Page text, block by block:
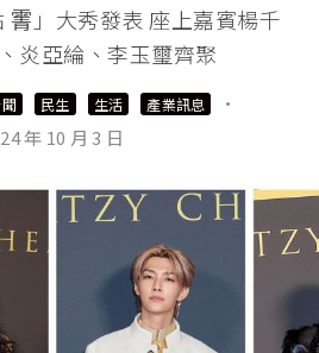
䨝」大秀發表 座上嘉賓楊千
炎亞綸、李玉璽齊聚
民生 生活 產業訊息
·
年 10 月 3 日